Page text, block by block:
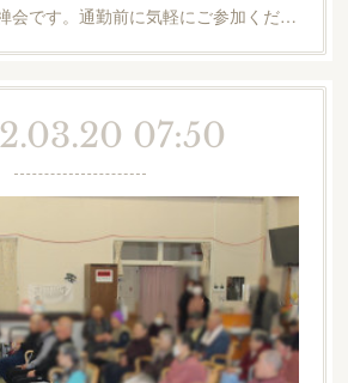
会です。通勤前に気軽にご参加くだ…
07:50